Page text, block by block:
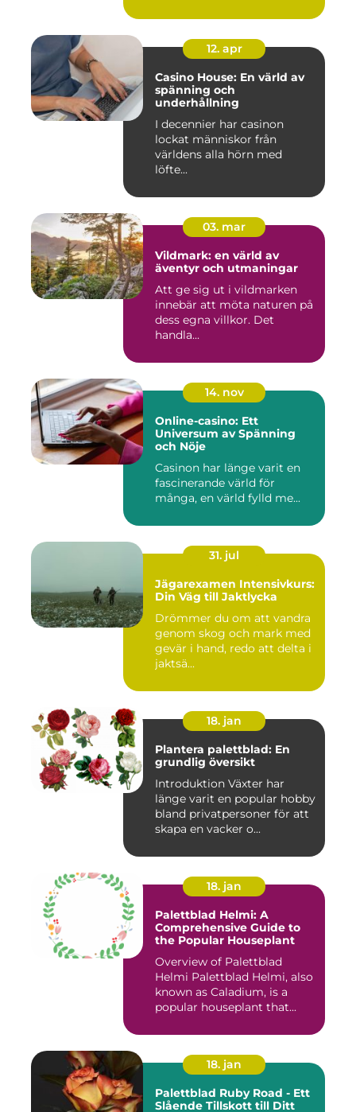
12. apr
Casino House: En värld av
spänning och
underhållning
I decennier har casinon
lockat människor från
världens alla hörn med
löfte...
03. mar
Vildmark: en värld av
äventyr och utmaningar
Att ge sig ut i vildmarken
innebär att möta naturen på
dess egna villkor. Det
handla...
14. nov
Online-casino: Ett
Universum av Spänning
och Nöje
Casinon har länge varit en
fascinerande värld för
många, en värld fylld me...
31. jul
Jägarexamen Intensivkurs:
Din Väg till Jaktlycka
Drömmer du om att vandra
genom skog och mark med
gevär i hand, redo att delta i
jaktsä...
18. jan
Plantera palettblad: En
grundlig översikt
Introduktion Växter har
länge varit en popular hobby
bland privatpersoner för att
skapa en vacker o...
18. jan
Palettblad Helmi: A
Comprehensive Guide to
the Popular Houseplant
Overview of Palettblad
Helmi Palettblad Helmi, also
known as Caladium, is a
popular houseplant that...
18. jan
Palettblad Ruby Road - Ett
Slående Tillskott till Ditt